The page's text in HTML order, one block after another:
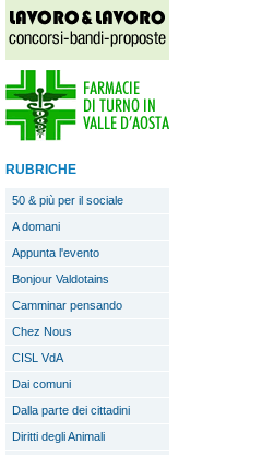
RUBRICHE
50 & più per il sociale
A domani
Appunta l'evento
Bonjour Valdotains
Camminar pensando
Chez Nous
CISL VdA
Dai comuni
Dalla parte dei cittadini
Diritti degli Animali